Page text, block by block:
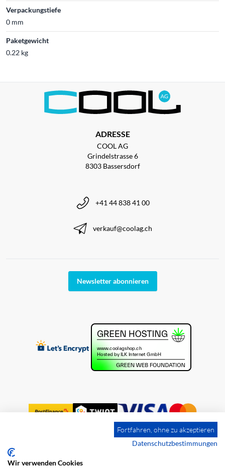
Verpackungstiefe
0 mm
Paketgewicht
0.22 kg
ADRESSE
COOL AG
Grindelstrasse 6
8303 Bassersdorf
+41 44 838 41 00
verkauf@coolag.ch
Newsletter abonnieren
Impressum
Fortfahren, ohne zu akzeptieren
Datenschutzbestimmungen
Wir verwenden Cookies